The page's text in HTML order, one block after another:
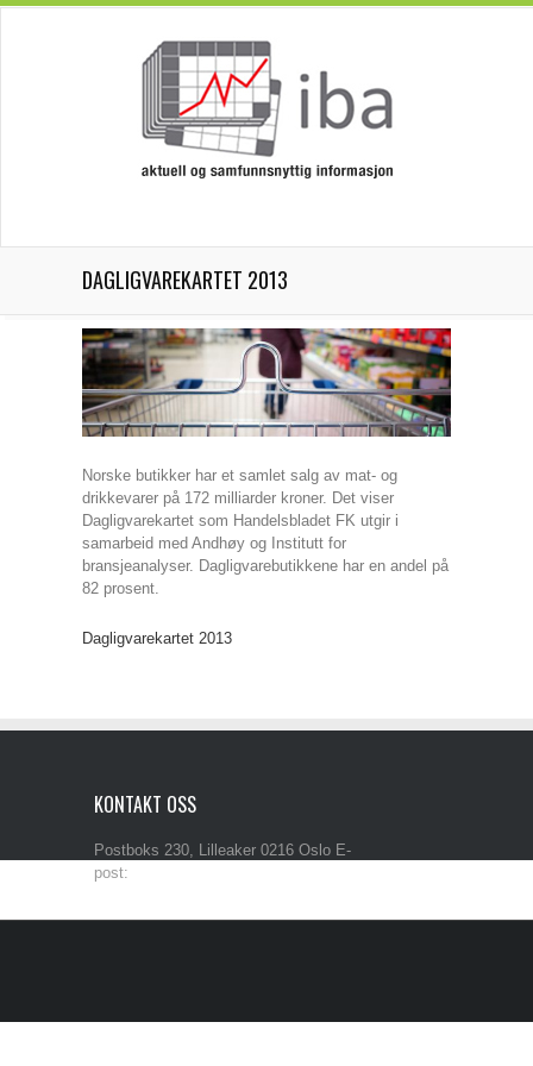
DAGLIGVAREKARTET 2013
Norske butikker har et samlet salg av mat- og
drikkevarer på 172 milliarder kroner. Det viser
Dagligvarekartet som Handelsbladet FK utgir i
samarbeid med Andhøy og Institutt for
bransjeanalyser. Dagligvarebutikkene har en andel på
82 prosent.
Dagligvarekartet 2013
KONTAKT OSS
Postboks 230, Lilleaker 0216 Oslo E-
post: